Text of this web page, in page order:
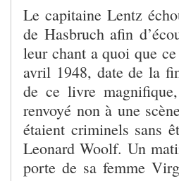
Le capitaine Lentz
de Hasbruch afin
leur chant a quoi que
avril 1948, date de la
de ce livre
renvoyé non à une
étaient criminels sans
Leonard Woolf. Un
porte de sa femme